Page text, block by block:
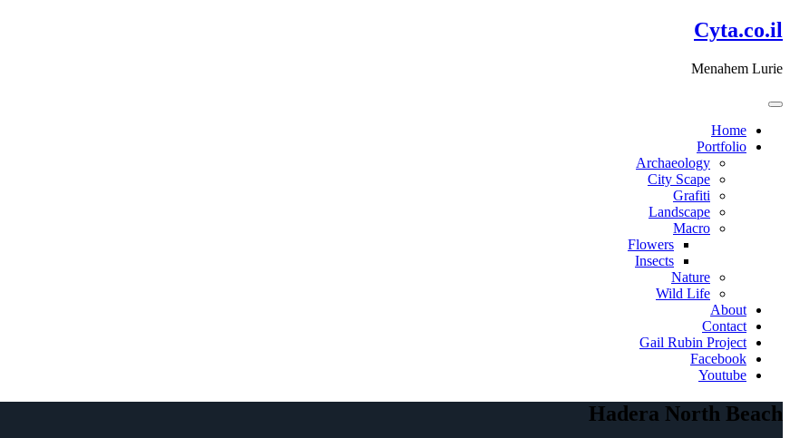
דלג
לתוכן
Cyta.co.il
Menahem Lurie
Home
Portfolio
Archaeology
City Scape
Grafiti
Landscape
Macro
Flowers
Insects
Nature
Wild Life
About
Contact
Gail Rubin Project
Facebook
Youtube
Hadera North Beach